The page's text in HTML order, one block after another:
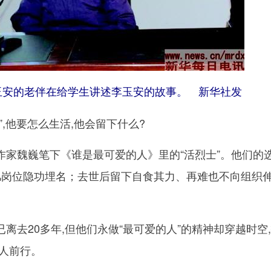
老伴在给学生讲述李玉安的故事。 新华社发
要怎么生活,他会留下什么?
笔下《谁是最可爱的人》里的“活烈士”。他们的
位隐功埋名；去世后留下自食其力、再难也不向组织
20多年,但他们永做“最可爱的人”的精神却穿越时空
行。